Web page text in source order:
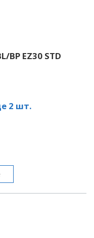
EZ30 STD
2 шт.